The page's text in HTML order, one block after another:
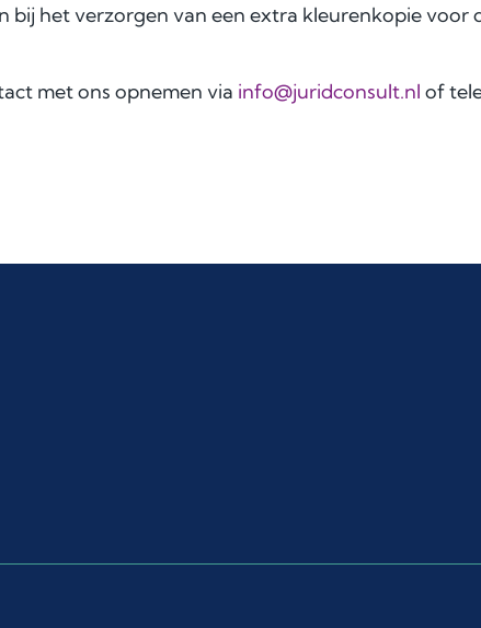
bij het verzorgen van een extra kleurenkopie voor
met ons opnemen via info@juridconsult.nl of